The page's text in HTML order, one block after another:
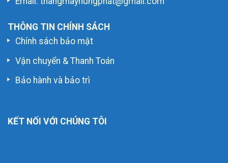
THÔNG TIN CHÍNH SÁCH
Chính sách bảo mật
Vận chuyển & Thanh Toán
Bảo hành và bảo trì
KẾT NỐI VỚI CHÚNG TÔI